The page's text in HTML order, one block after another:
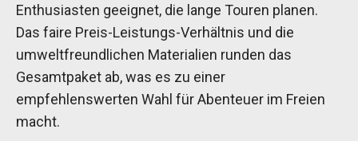
Enthusiasten geeignet, die lange Touren planen.
Das faire Preis-Leistungs-Verhältnis und die
umweltfreundlichen Materialien runden das
Gesamtpaket ab, was es zu einer
empfehlenswerten Wahl für Abenteuer im Freien
macht.